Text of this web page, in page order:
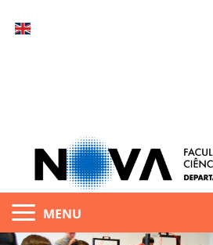
MENU